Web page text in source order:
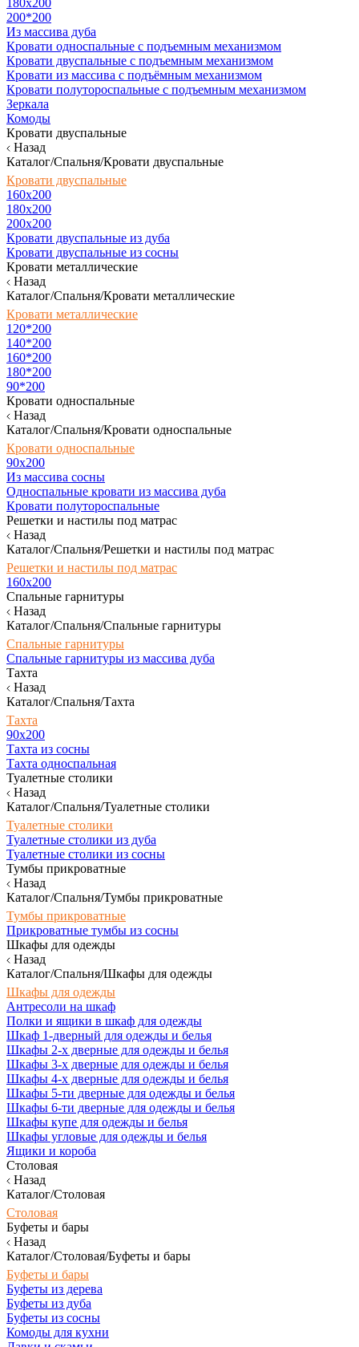
180х200
200*200
Из массива дуба
Кровати односпальные с подъемным механизмом
Кровати двуспальные с подъемным механизмом
Кровати из массива с подъёмным механизмом
Кровати полутороспальные с подъемным механизмом
Зеркала
Комоды
Кровати двуспальные
Назад
Каталог/Спальня/Кровати двуспальные
Кровати двуспальные
160х200
180x200
200x200
Кровати двуспальные из дуба
Кровати двуспальные из сосны
Кровати металлические
Назад
Каталог/Спальня/Кровати металлические
Кровати металлические
120*200
140*200
160*200
180*200
90*200
Кровати односпальные
Назад
Каталог/Спальня/Кровати односпальные
Кровати односпальные
90х200
Из массива сосны
Односпальные кровати из массива дуба
Кровати полутороспальные
Решетки и настилы под матрас
Назад
Каталог/Спальня/Решетки и настилы под матрас
Решетки и настилы под матрас
160х200
Спальные гарнитуры
Назад
Каталог/Спальня/Спальные гарнитуры
Спальные гарнитуры
Спальные гарнитуры из массива дуба
Тахта
Назад
Каталог/Спальня/Тахта
Тахта
90х200
Тахта из сосны
Тахта односпальная
Туалетные столики
Назад
Каталог/Спальня/Туалетные столики
Туалетные столики
Туалетные столики из дуба
Туалетные столики из сосны
Тумбы прикроватные
Назад
Каталог/Спальня/Тумбы прикроватные
Тумбы прикроватные
Прикроватные тумбы из сосны
Шкафы для одежды
Назад
Каталог/Спальня/Шкафы для одежды
Шкафы для одежды
Антресоли на шкаф
Полки и ящики в шкаф для одежды
Шкаф 1-дверный для одежды и белья
Шкафы 2-х дверные для одежды и белья
Шкафы 3-х дверные для одежды и белья
Шкафы 4-х дверные для одежды и белья
Шкафы 5-ти дверные для одежды и белья
Шкафы 6-ти дверные для одежды и белья
Шкафы купе для одежды и белья
Шкафы угловые для одежды и белья
Ящики и короба
Столовая
Назад
Каталог/Столовая
Столовая
Буфеты и бары
Назад
Каталог/Столовая/Буфеты и бары
Буфеты и бары
Буфеты из дерева
Буфеты из дуба
Буфеты из сосны
Комоды для кухни